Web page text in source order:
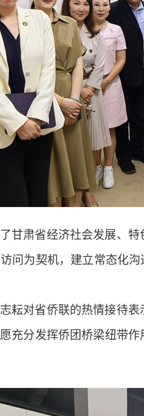
甘肃省经济社会发展、
问为契机，建立常态化
耘对省侨联的热情接待
充分发挥侨团桥梁纽带